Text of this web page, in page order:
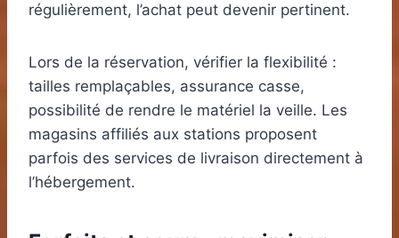
régulièrement, l’achat peut devenir pertinent.
Lors de la réservation, vérifier la flexibilité :
tailles remplaçables, assurance casse,
possibilité de rendre le matériel la veille. Les
magasins affiliés aux stations proposent
parfois des services de livraison directement à
l’hébergement.